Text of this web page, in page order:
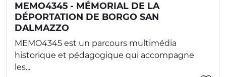
MEMO4345 - MÉMORIAL DE LA
DÉPORTATION DE BORGO SAN
DALMAZZO
MEMO4345 est un parcours multimédia
historique et pédagogique qui accompagne
les...